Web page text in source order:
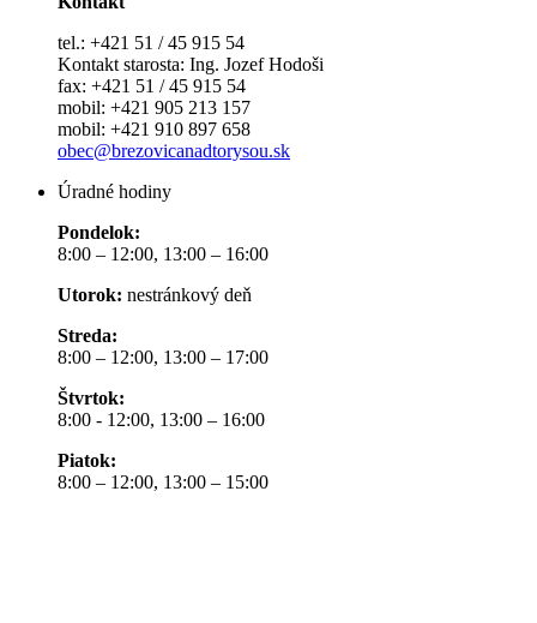
tel.: +421 51 / 45 915 54
Kontakt starosta: Ing. Jozef Hodoši
fax: +421 51 / 45 915 54
mobil: +421 905 213 157
mobil: +421 910 897 658
obec@brezovicanadtorysou.sk
Úradné hodiny
Pondelok:
8:00 – 12:00, 13:00 – 16:00
Utorok: nestránkový deň
Streda:
8:00 – 12:00, 13:00 – 17:00
Štvrtok:
8:00 - 12:00, 13:00 – 16:00
Piatok:
8:00 – 12:00, 13:00 – 15:00